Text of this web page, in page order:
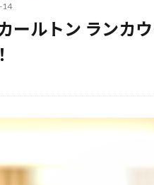
14
ールトン ランカ